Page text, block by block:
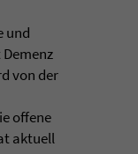
und
von der
offene
aktuell